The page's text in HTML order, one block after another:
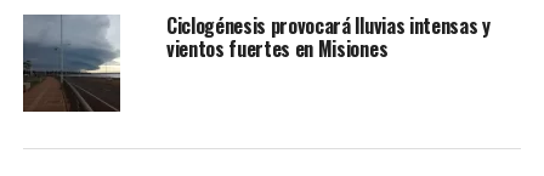
Ciclogénesis provocará lluvias intensas y
vientos fuertes en Misiones